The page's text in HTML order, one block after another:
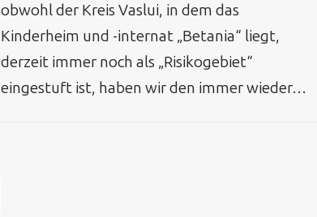
obwohl der Kreis Vaslui, in dem das
Kinderheim und -internat „Betania“ liegt,
derzeit immer noch als „Risikogebiet“
eingestuft ist, haben wir den immer wieder…